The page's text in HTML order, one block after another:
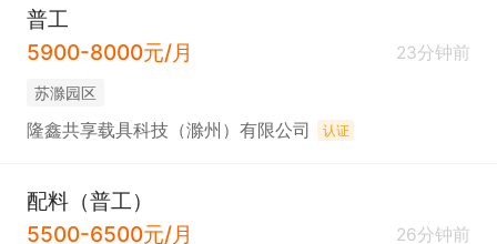
普工
5900-8000元/月
23分钟前
苏滁园区
隆鑫共享载具科技（滁州）有限公司 认证
配料（普工）
5500-6500元/月
26分钟前